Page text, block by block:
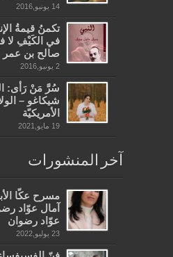
14 يونيو,2016
تكمنُ قيمةُ
في الكَيْفِ لا
صالح بن عمر
2 يونيو,2016
سُرَّ مَنْ رَأى:
شيكاغو –
الأمريكيّة
19 مايو,2021
آخر المنشورات
مسرح عكّا
آمال عوّاد
عوّاد رضوان
23 يوليو,2022